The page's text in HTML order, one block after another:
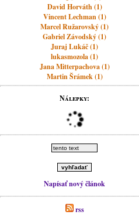
David Horváth (1)
Vincent Lechman (1)
Marcel Ružarovský (1)
Gabriel Závodský (1)
Juraj Lukáč (1)
lukasmozola (1)
Jana Mitterpachova (1)
Martin Šrámek (1)
Nálepky:
Napísať nový článok
rss